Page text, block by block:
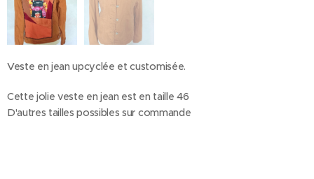
Veste en jean upcyclée et customisée.
Cette jolie veste en jean est en taille 46
D'autres tailles possibles sur commande